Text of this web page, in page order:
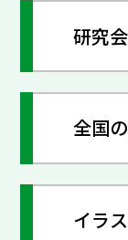
研究
全国
イラ